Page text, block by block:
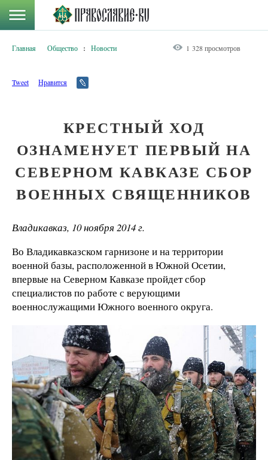
Главная Общество : Новости 1 328 просмотров
Tweet Нравится
КРЕСТНЫЙ ХОД
ОЗНАМЕНУЕТ ПЕРВЫЙ НА
СЕВЕРНОМ КАВКАЗЕ СБОР
ВОЕННЫХ СВЯЩЕННИКОВ
Владикавказ, 10 ноября 2014 г.
Во Владикавказском гарнизоне и на территории
военной базы, расположенной в Южной Осетии,
впервые на Северном Кавказе пройдет сбор
специалистов по работе с верующими
военнослужащими Южного военного округа.